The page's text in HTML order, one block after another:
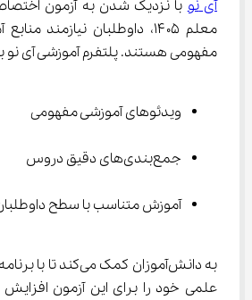
آی ‌نو با نزدیک شدن به آزمون
معلم ۱۴۰۵، داوطلبان نیازمند
مفهومی هستند. پلتفرم آموزشی آی ‌نو با ارائه:
ویدئوهای آموزشی مفهومی
جمع‌بندی‌های دقیق دروس
آموزش متناسب با سطح
علمی خود را برای این آزمون